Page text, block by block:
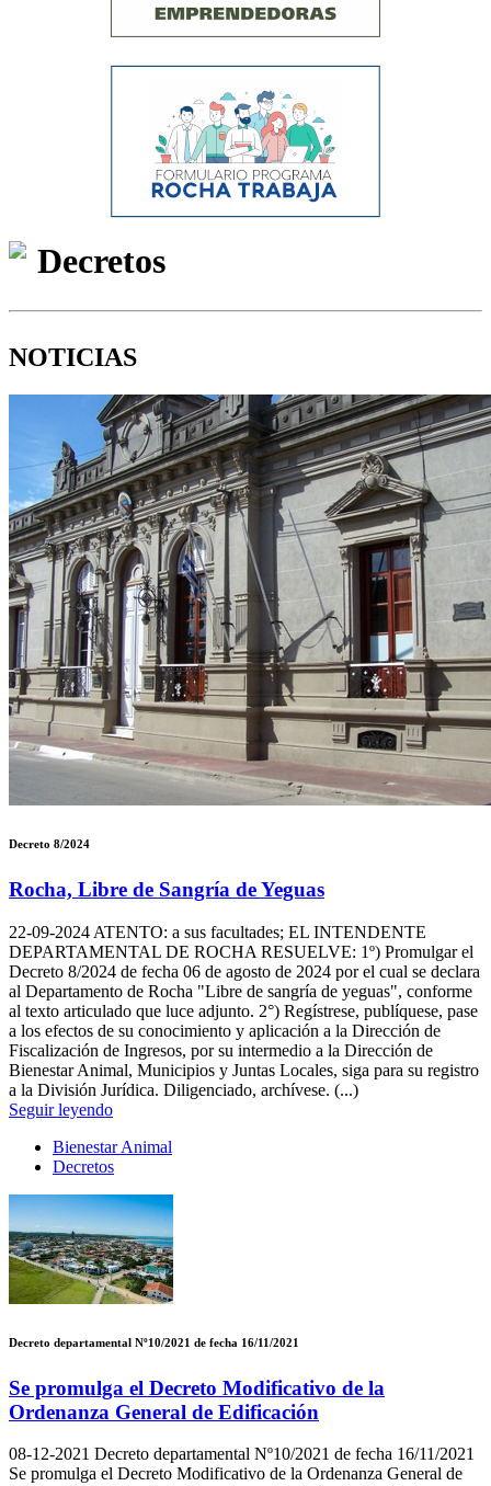
Decretos
NOTICIAS
Decreto 8/2024
Rocha, Libre de Sangría de Yeguas
22-09-2024 ATENTO: a sus facultades; EL INTENDENTE
DEPARTAMENTAL DE ROCHA RESUELVE: 1º) Promulgar el
Decreto 8/2024 de fecha 06 de agosto de 2024 por el cual se declara
al Departamento de Rocha "Libre de sangría de yeguas", conforme
al texto articulado que luce adjunto. 2°) Regístrese, publíquese, pase
a los efectos de su conocimiento y aplicación a la Dirección de
Fiscalización de Ingresos, por su intermedio a la Dirección de
Bienestar Animal, Municipios y Juntas Locales, siga para su registro
a la División Jurídica. Diligenciado, archívese. (...)
Seguir leyendo
Bienestar Animal
Decretos
Decreto departamental Nº10/2021 de fecha 16/11/2021
Se promulga el Decreto Modificativo de la
Ordenanza General de Edificación
08-12-2021 Decreto departamental Nº10/2021 de fecha 16/11/2021
Se promulga el Decreto Modificativo de la Ordenanza General de